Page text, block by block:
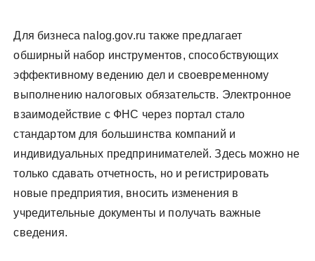
Для бизнеса nalog.gov.ru также предлагает
обширный набор инструментов, способствующих
эффективному ведению дел и своевременному
выполнению налоговых обязательств. Электронное
взаимодействие с ФНС через портал стало
стандартом для большинства компаний и
индивидуальных предпринимателей. Здесь можно не
только сдавать отчетность, но и регистрировать
новые предприятия, вносить изменения в
учредительные документы и получать важные
сведения.